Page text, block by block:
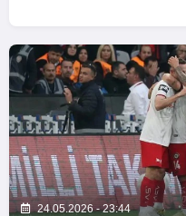
24.05.2026 - 23:44